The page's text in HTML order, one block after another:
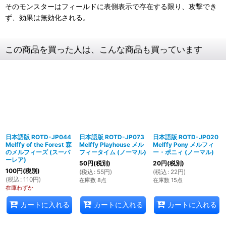
そのモンスターはフィールドに表側表示で存在する限り、攻撃でき
ず、効果は無効化される。
この商品を買った人は、こんな商品も買っています
日本語版 ROTD-JP044
Melffy of the Forest 森
のメルフィーズ (スーパ
ーレア)
100円(税別)
(税込 : 110円)
在庫わずか
カートに入れる
日本語版 ROTD-JP073
Melffy Playhouse メル
フィータイム (ノーマル)
50円(税別)
(税込 : 55円)
在庫数 8点
カートに入れる
日本語版 ROTD-JP020
Melffy Pony メルフィ
ー・ポニィ (ノーマル)
20円(税別)
(税込 : 22円)
在庫数 15点
カートに入れる